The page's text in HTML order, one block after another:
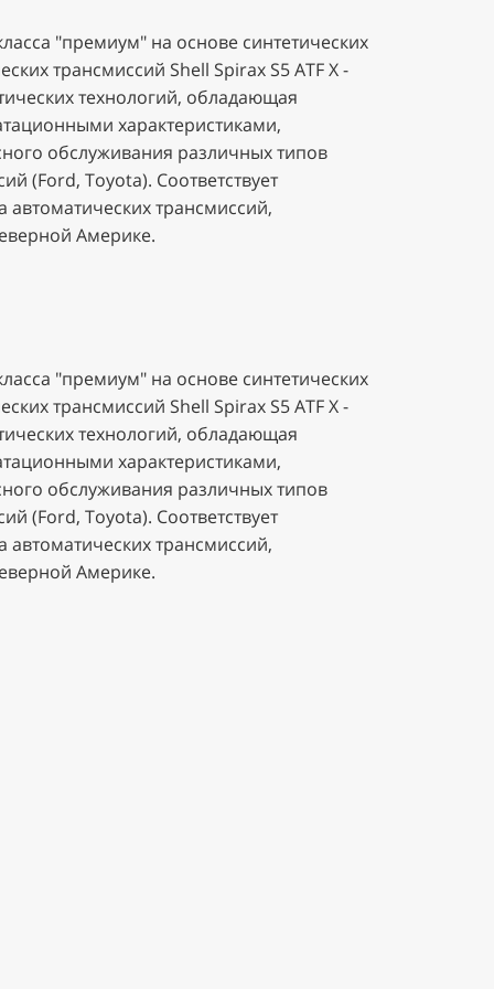
"премиум" на основе синтетических
трансмиссий Shell Spirax S5 ATF X -
технологий, обладающая
характеристиками,
обслуживания различных типов
(Ford, Toyota). Соответствует
трансмиссий,
Америке.
"премиум" на основе синтетических
трансмиссий Shell Spirax S5 ATF X -
технологий, обладающая
характеристиками,
обслуживания различных типов
(Ford, Toyota). Соответствует
трансмиссий,
Америке.